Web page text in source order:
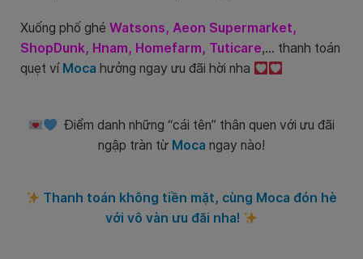
Xuống phố ghé Watsons, Aeon Supermarket,
ShopDunk, Hnam, Homefarm, Tuticare,… thanh toán
quẹt ví Moca hưởng ngay ưu đãi hời nha
Điểm danh những “cái tên” thân quen với ưu đãi
ngập tràn từ Moca ngay nào!
Thanh toán không tiền mặt, cùng Moca đón hè
với vô vàn ưu đãi nha!